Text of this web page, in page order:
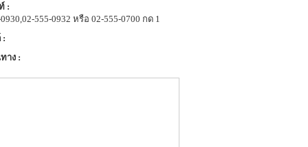
:
555-0932 หรือ 02-555-0700 กด 1
:
าง :